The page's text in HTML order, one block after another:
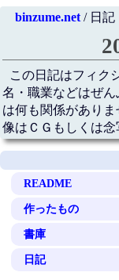
binzume.net/ 日記
この日記はフィク
名・職業などはぜ
は何も関係があり
像はＣＧもしくは念
README
作ったもの
書庫
日記